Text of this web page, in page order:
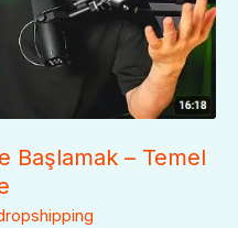
Başlamak – Temel